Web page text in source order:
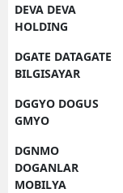
DEVA DEVA
HOLDING
DGATE DATAGATE
BILGISAYAR
DGGYO DOGUS
GMYO
DGNMO
DOGANLAR
MOBILYA